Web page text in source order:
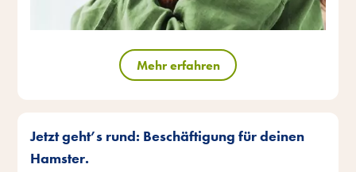
Mehr erfahren
Jetzt geht’s rund: Beschäftigung für deinen
Hamster.